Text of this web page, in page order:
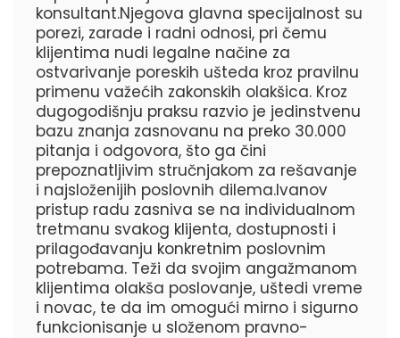
konsultant.Njegova glavna specijalnost su
porezi, zarade i radni odnosi, pri čemu
klijentima nudi legalne načine za
ostvarivanje poreskih ušteda kroz pravilnu
primenu važećih zakonskih olakšica. Kroz
dugogodišnju praksu razvio je jedinstvenu
bazu znanja zasnovanu na preko 30.000
pitanja i odgovora, što ga čini
prepoznatljivim stručnjakom za rešavanje
i najsloženijih poslovnih dilema.Ivanov
pristup radu zasniva se na individualnom
tretmanu svakog klijenta, dostupnosti i
prilagođavanju konkretnim poslovnim
potrebama. Teži da svojim angažmanom
klijentima olakša poslovanje, uštedi vreme
i novac, te da im omogući mirno i sigurno
funkcionisanje u složenom pravno-